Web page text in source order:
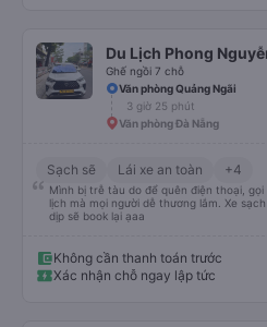
Du Lịch Phong
Ghế ngồi 7 chỗ
Văn phòng Quảng Ngãi
3 giờ 25 phút
Văn phòng Đà Nẵng
Sạch sẽ Lái xe an toàn +4
Mình bị trễ tàu do để quên điện thoại,
lịch mà mọi người dễ thương lắm. Xe
dịp sẽ book lại ạaa
Không cần thanh toán trước
Xác nhận chỗ ngay lập tức